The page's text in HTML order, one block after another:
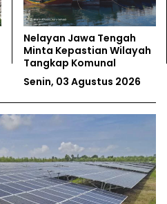
Nelayan Jawa Tengah
Minta Kepastian Wilayah
Tangkap Komunal
Senin, 03 Agustus 2026